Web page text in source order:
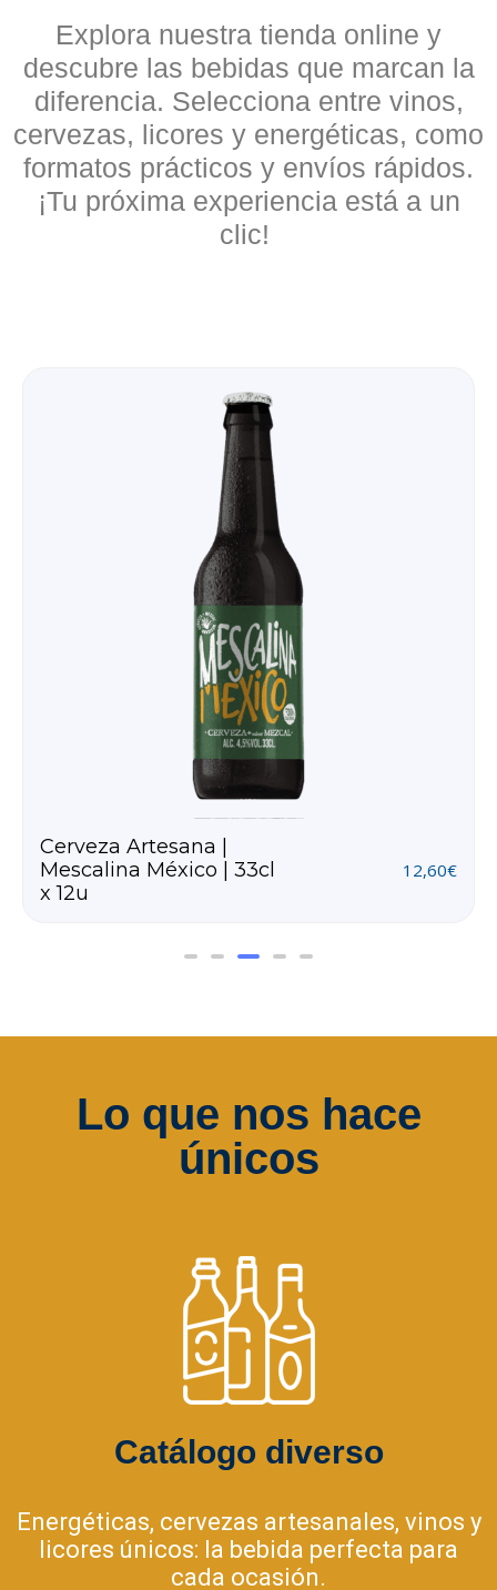
Explora nuestra tienda online y
descubre las bebidas que marcan la
diferencia. Selecciona entre vinos,
cervezas, licores y energéticas, como
formatos prácticos y envíos rápidos.
¡Tu próxima experiencia está a un
clic!
King Energy bebida
energética 330ml x
12uds
€ 9,60€
Lo que nos hace
únicos
Catálogo diverso
Energéticas, cervezas artesanales, vinos y
licores únicos: la bebida perfecta para
cada ocasión.